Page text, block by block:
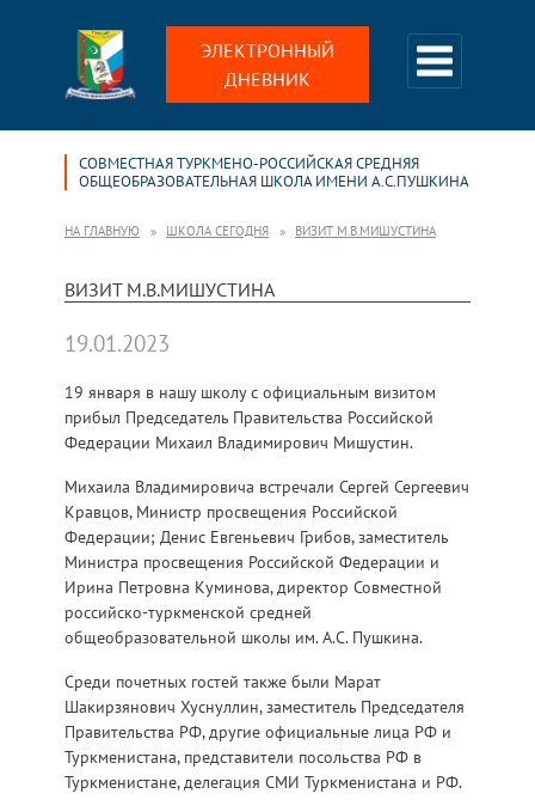
ЭЛЕКТРОННЫЙ
ДНЕВНИК
СОВМЕСТНАЯ ТУРКМЕНО-РОССИЙСКАЯ СРЕДНЯЯ
ОБЩЕОБРАЗОВАТЕЛЬНАЯ ШКОЛА ИМЕНИ А.С.ПУШКИНА
НА ГЛАВНУЮ ШКОЛА СЕГОДНЯ ВИЗИТ М.В.МИШУСТИНА
ВИЗИТ М.В.МИШУСТИНА
19.01.2023
19 января в нашу школу с официальным визитом
прибыл Председатель Правительства Российской
Федерации Михаил Владимирович Мишустин.
Михаила Владимировича встречали Сергей Сергеевич
Кравцов, Министр просвещения Российской
Федерации; Денис Евгеньевич Грибов, заместитель
Министра просвещения Российской Федерации и
Ирина Петровна Куминова, директор Совместной
российско-туркменской средней
общеобразовательной школы им. А.С. Пушкина.
Среди почетных гостей также были Марат
Шакирзянович Хуснуллин, заместитель Председателя
Правительства РФ, другие официальные лица РФ и
Туркменистана, представители посольства РФ в
Туркменистане, делегация СМИ Туркменистана и РФ.